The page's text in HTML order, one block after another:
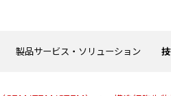
製品サービス・ソリューション